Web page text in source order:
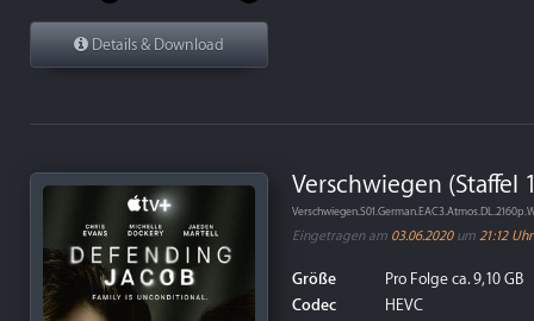
Details & Download
Verschwiegen (Staffel
Eingetragen am 03.06.2020um 21:12 Uhr
Größe
Pro Folge ca. 9,10 GB
Codec
HEVC